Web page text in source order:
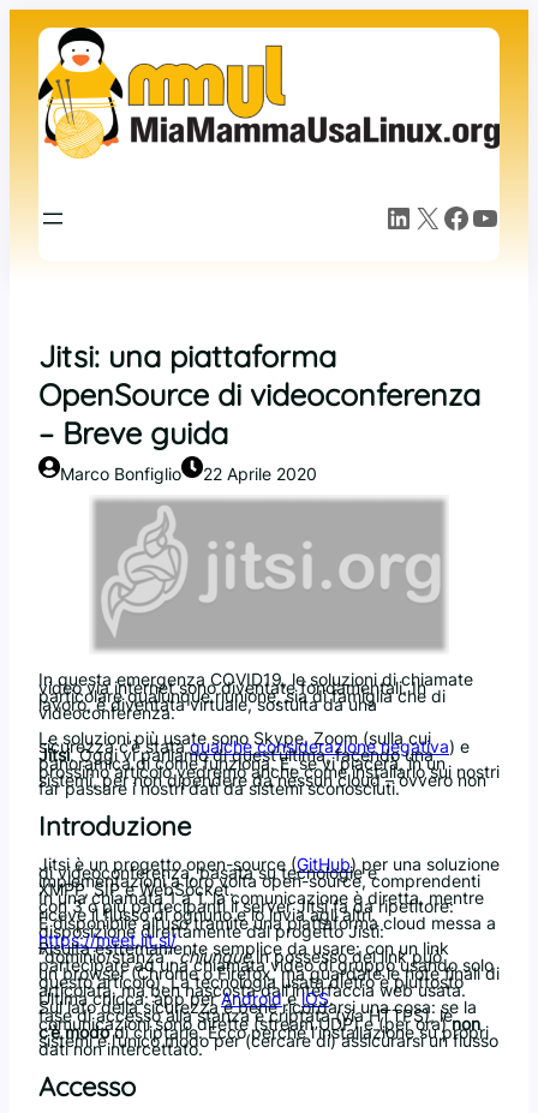
contenuto
LinkedIn X Facebook YouTube
Jitsi: una piattaforma
OpenSource di videoconferenza
– Breve guida
Marco Bonfiglio 22 Aprile 2020
In questa emergenza COVID19, le soluzioni di chiamate
video via internet sono diventate fondamentali. In
particolare qualunque riunione, sia di famiglia che di
lavoro, è diventata virtuale, sostuita da una
videoconferenza.
Le soluzioni più usate sono Skype, Zoom (sulla cui
sicurezza c’è stataqualche considerazione negativa) e
Jitsi. Oggi vi parliamo di quest’ultima, facendo una
panoramica di come funziona. E, se vi piacerà, in un
prossimo articolo vedremo anche come installarlo sui nostri
sistemi, per non dipendere da nessun cloud – ovvero non
far passare i nostri dati da sistemi sconosciuti.
Introduzione
Jitsi è un progetto open-source (GitHub) per una soluzione
di videoconferenza, basata su tecnologie e
implementazioni a loro volta open-source, comprendenti
XMPP, SIP e WebSocket.
In una chiamata 1 a 1, la comunicazione è diretta, mentre
con 3 o più partecipanti il server Jitsi fa da ripetitore:
riceve il flusso di ognuno e lo invia agli altri.
È disponibile all’uso tramite una piattaforma cloud messa a
disposizione direttamente dal progetto Jisti:
https://meet.jit.si/
Risulta estremamente semplice da usare: con un link
“dominio/stanza”,chiunquein possesso del link può
partecipare ad una chiamata video di gruppo usando solo
un browser (Chrome o Firefox, ma guardate le note finali di
questo articolo). La tecnologia usata dietro è piuttosto
articolata, ma ben nascosta dall’interfaccia web usata.
Ultima chicca: app perAndroideiOS.
Sul lato della sicurezza è bene ricordarsi una cosa: se la
fase di accesso alla stanza è criptata (via HTTPS), le
comunicazioni sono dirette (stream UDP) e (per ora)non
c’è mododi criptarle. Ecco perché l’installazione su propri
sistemi è l’unico modo per (cercare di) assicurarsi un flusso
dati non intercettato.
Accesso